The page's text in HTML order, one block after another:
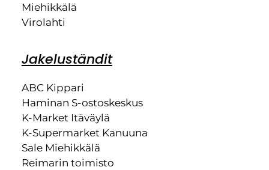
Miehikkälä
Virolahti
Jakeluständit
ABC Kippari
Haminan S-ostoskeskus
K-Market Itäväylä
K-Supermarket Kanuuna
Sale Miehikkälä
Reimarin toimisto